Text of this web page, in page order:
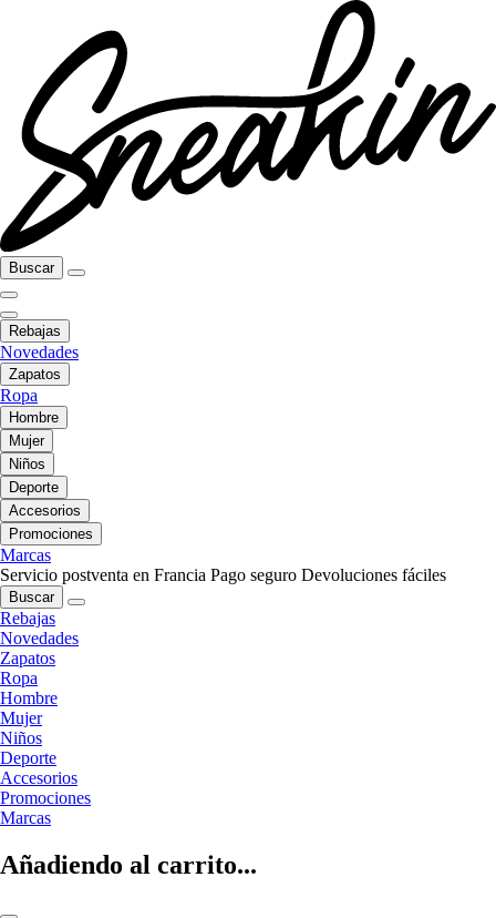
Buscar
Rebajas
Novedades
Zapatos
Ropa
Hombre
Mujer
Niños
Deporte
Accesorios
Promociones
Marcas
Servicio postventa en Francia Pago seguro Devoluciones fáciles
Buscar
Rebajas
Novedades
Zapatos
Ropa
Hombre
Mujer
Niños
Deporte
Accesorios
Promociones
Marcas
Añadiendo al carrito...